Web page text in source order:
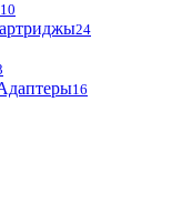
24
16